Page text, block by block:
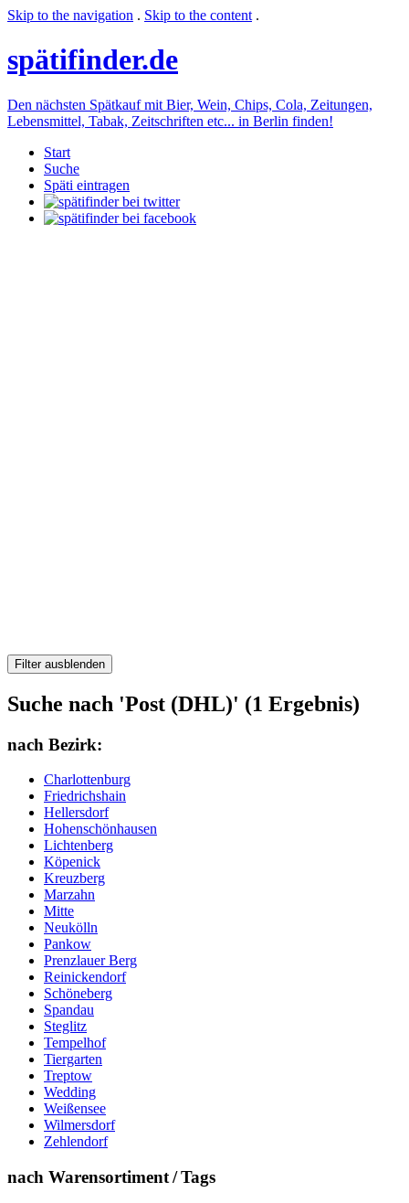
Skip to the navigation . Skip to the content .
spätifinder.de
Den nächsten Spätkauf mit Bier, Wein, Chips, Cola, Zeitungen,
Lebensmittel, Tabak, Zeitschriften etc... in Berlin finden!
Start
Suche
Späti eintragen
Filter ausblenden
Suche nach 'Post (DHL)' (1 Ergebnis)
nach Bezirk:
Charlottenburg
Friedrichshain
Hellersdorf
Hohenschönhausen
Lichtenberg
Köpenick
Kreuzberg
Marzahn
Mitte
Neukölln
Pankow
Prenzlauer Berg
Reinickendorf
Schöneberg
Spandau
Steglitz
Tempelhof
Tiergarten
Treptow
Wedding
Weißensee
Wilmersdorf
Zehlendorf
nach Warensortiment / Tags